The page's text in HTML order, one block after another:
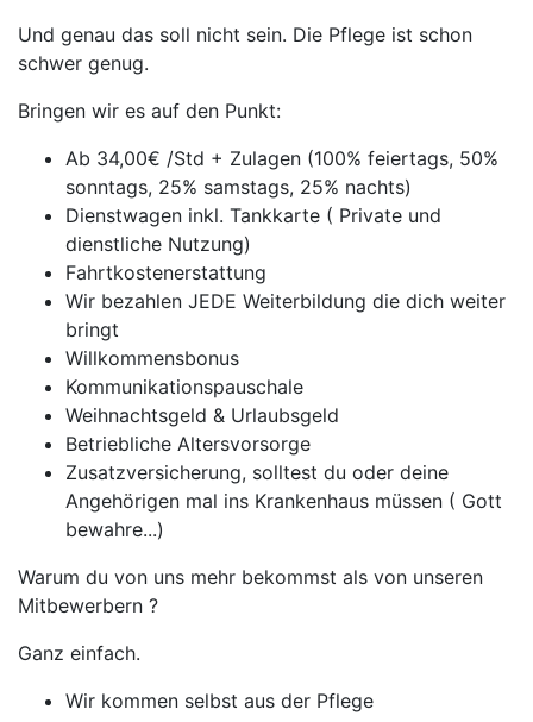
Und genau das soll nicht sein. Die Pflege ist schon
schwer genug.
Bringen wir es auf den Punkt:
Ab 34,00€ /Std + Zulagen (100% feiertags, 50%
sonntags, 25% samstags, 25% nachts)
Dienstwagen inkl. Tankkarte ( Private und
dienstliche Nutzung)
Fahrtkostenerstattung
Wir bezahlen JEDE Weiterbildung die dich weiter
bringt
Willkommensbonus
Kommunikationspauschale
Weihnachtsgeld & Urlaubsgeld
Betriebliche Altersvorsorge
Zusatzversicherung, solltest du oder deine
Angehörigen mal ins Krankenhaus müssen ( Gott
bewahre...)
Warum du von uns mehr bekommst als von unseren
Mitbewerbern ?
Ganz einfach.
Wir kommen selbst aus der Pflege